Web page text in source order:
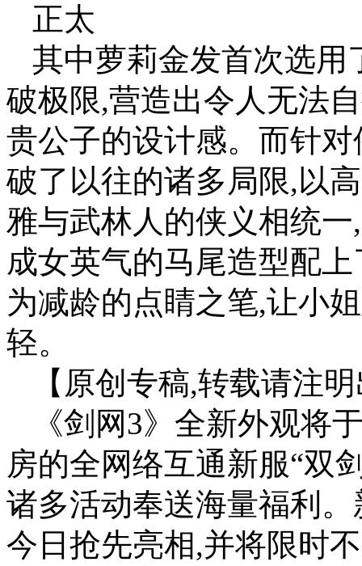
正太
其中萝莉金发首次选用
破极限,营造出令人无法
贵公子的设计感。而针
破了以往的诸多局限,以
雅与武林人的侠义相统
成女英气的马尾造型配
为减龄的点睛之笔,让小
轻。
【原创专稿,转载请注
《剑网3》全新外观将
房的全网络互通新服“双
诸多活动奉送海量福利
今日抢先亮相,并将限时